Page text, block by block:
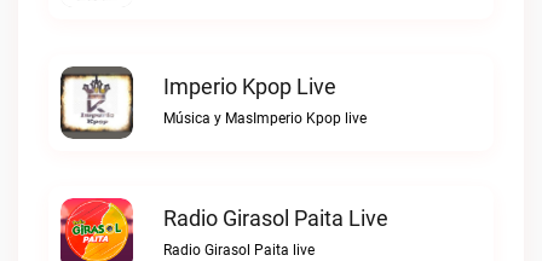
Imperio Kpop Live
Música y MasImperio Kpop live
Radio Girasol Paita Live
Radio Girasol Paita live